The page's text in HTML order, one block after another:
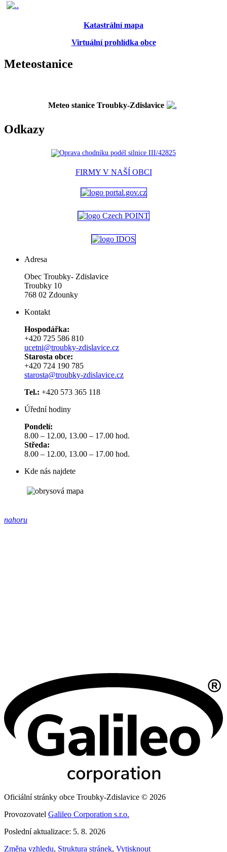
Katastrální mapa
Virtuální prohlídka obce
Meteostanice
Meteo stanice Troubky-Zdislavice
Odkazy
FIRMY V NAŠÍ OBCI
Adresa
Obec Troubky- Zdislavice
Troubky 10
768 02 Zdounky
Kontakt
Hospodářka:
+420 725 586 810
ucetni@troubky-zdislavice.cz
Starosta obce:
+420 724 190 785
starosta@troubky-zdislavice.cz
Tel.: +420 573 365 118
Úřední hodiny
Pondelí:
8.00 – 12.00, 13.00 – 17.00 hod.
Středa:
8.00 – 12.00, 13.00 – 17.00 hod.
Kde nás najdete
nahoru
Oficiální stránky obce Troubky-Zdislavice © 2026
Provozovatel Galileo Corporation s.r.o.
Poslední aktualizace: 5. 8. 2026
Změna vzhledu, Struktura stránek, Vytisknout